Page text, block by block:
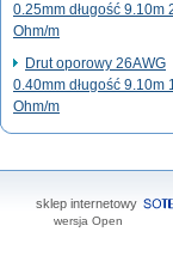
0.25mm długość 9.10m
Ohm/m
Drut oporowy 26AWG
0.40mm długość 9.10m
Ohm/m
sklep internetowy
wersja Open